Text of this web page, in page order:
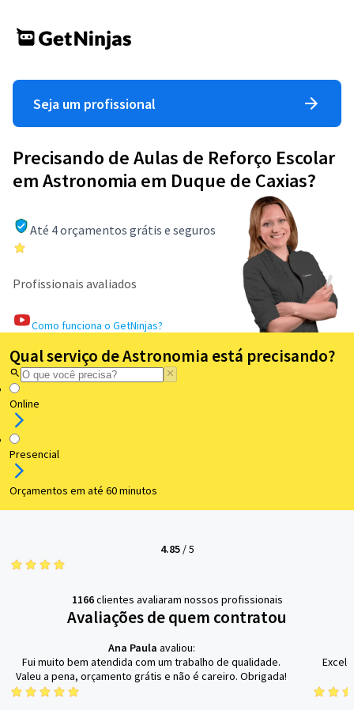
Seja um profissional
Precisando de Aulas de Reforço Escolar
em Astronomia em Duque de Caxias?
Até 4 orçamentos grátis e seguros
Profissionais avaliados
Como funciona o GetNinjas?
Qual serviço de Astronomia está precisando?
Online
Presencial
Orçamentos em até 60 minutos
4.85/5
1166clientes avaliaram nossos profissionais
Avaliações de quem contratou
Ana Paula avaliou:
Fui muito bem atendida com um trabalho de qualidade.
Valeu a pena, orçamento grátis e não é careiro. Obrigada!